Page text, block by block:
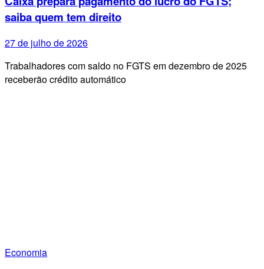
saiba quem tem direito
27 de julho de 2026
Trabalhadores com saldo no FGTS em dezembro de 2025
receberão crédito automático
Economia